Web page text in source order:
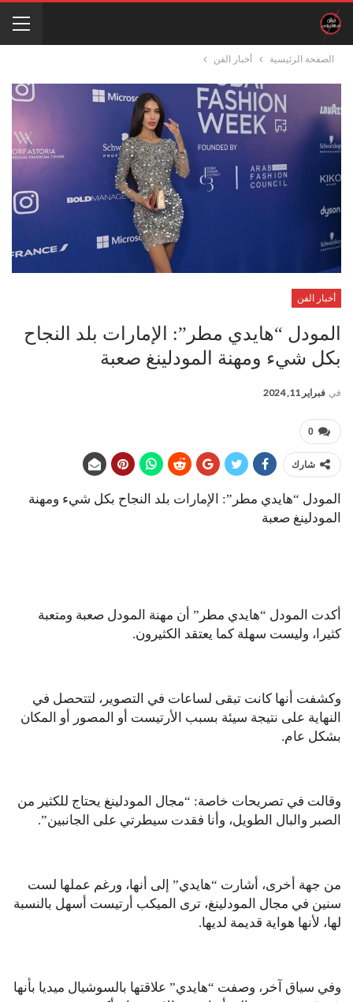
الصفحة الرئيسية أخبار الفن
أخبار الفن
المودل “هايدي مطر”: الإمارات بلد النجاح
بكل شيء ومهنة المودلينغ صعبة
في فبراير 11, 2024
0
شارك
المودل “هايدي مطر”: الإمارات بلد النجاح بكل شيء ومهنة
المودلينغ صعبة
أكدت المودل “هايدي مطر” أن مهنة المودل صعبة ومتعبة
كثيرا، وليست سهلة كما يعتقد الكثيرون.
وكشفت أنها كانت تبقى لساعات في التصوير، لتتحصل في
النهاية على نتيجة سيئة بسبب الأرتيست أو المصور أو المكان
بشكل عام.
وقالت في تصريحات خاصة: “مجال المودلينغ يحتاج للكثير من
الصبر والبال الطويل، وأنا فقدت سيطرتي على الجانبين”.
من جهة أخرى، أشارت “هايدي” إلى أنها، ورغم عملها لست
سنين في مجال المودلينغ، ترى الميكب أرتيست أسهل بالنسبة
لها، لأنها هواية قديمة لديها.
وفي سياق آخر، وصفت “هايدي” علاقتها بالسوشيال ميديا بأنها